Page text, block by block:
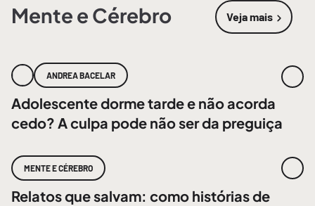
Mente e Cérebro Veja mais
sobre
ANDREA BACELAR
Adolescente dorme tarde e não acorda
cedo? A culpa pode não ser da preguiça
MENTE E CÉREBRO
Relatos que salvam: como histórias de